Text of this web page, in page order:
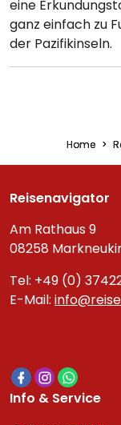
eine
ganz einfach zu
der Pazifikinseln.
Home
Reisenavigator
Am Rathaus 9
08258
Tel: +49 (0)
E-Mail:
Info & Service